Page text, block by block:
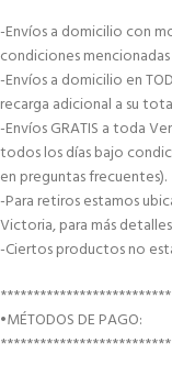
-Envíos a domicilio con
condiciones
-Envíos a domicilio en
recarga adicional a su
-Envíos GRATIS a toda
todos los días bajo
en preguntas frecuentes).
-Para retiros estamos
Victoria, para más
-Ciertos productos no
•MÉTODOS DE PAGO: